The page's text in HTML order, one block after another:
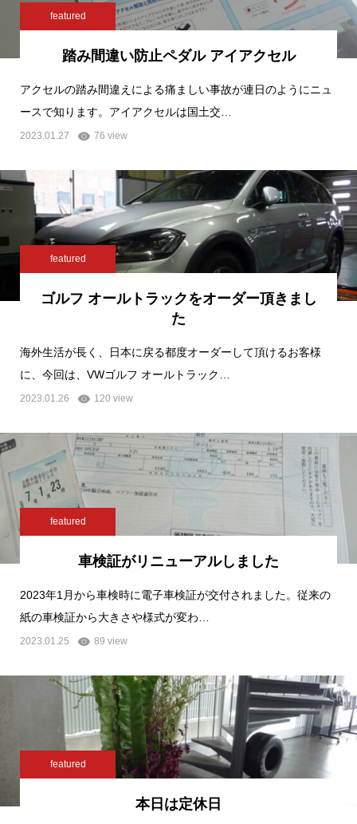
featured
踏み間違い防止ペダル アイアクセル
アクセルの踏み間違えによる痛ましい事故が連日のようにニュ
ースで知ります。アイアクセルは国土交…
2023.01.27 76 view
featured
ゴルフ オールトラックをオーダー頂きまし
た
海外生活が長く、日本に戻る都度オーダーして頂けるお客様
に、今回は、VWゴルフ オールトラック…
2023.01.26 120 view
featured
車検証がリニューアルしました
2023年1月から車検時に電子車検証が交付されました。従来の
紙の車検証から大きさや様式が変わ…
2023.01.25 89 view
featured
本日は定休日